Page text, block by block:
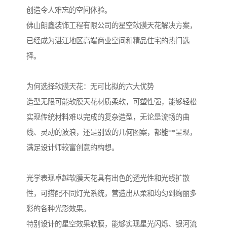
创造令人难忘的空间体验。
佛山朗鑫装饰工程有限公司的星空软膜天花解决方案，
已经成为湛江地区高端商业空间和精品住宅的热门选
择。
为何选择软膜天花：无可比拟的六大优势
造型无限可能软膜天花材质柔软，可塑性强，能够轻松
实现传统材料难以完成的复杂造型，无论是流畅的曲
线、灵动的波浪，还是别致的几何图案，都能**呈现，
满足设计师较富创意的构想。
光学表现卓越软膜天花具有出色的透光性和光线扩散
性，可搭配不同灯光系统，营造出从柔和均匀到绚丽多
彩的各种光影效果。
特别设计的星空效果软膜，能够实现星光闪烁、银河流